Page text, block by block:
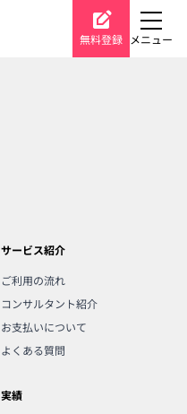
無料登録 メニュー
サービス紹介
ご利用の流れ
コンサルタント紹介
お支払いについて
よくある質問
実績